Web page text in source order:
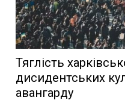
Тяглість
дисидентських
авангарду